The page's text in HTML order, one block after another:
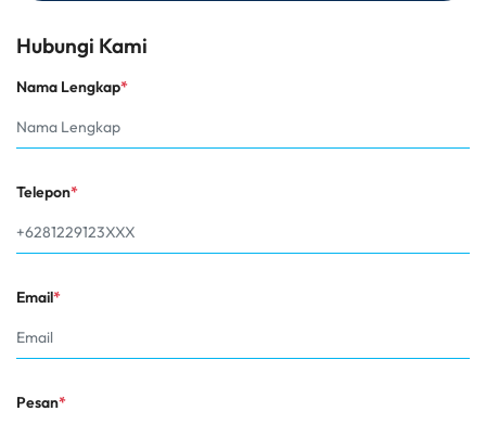
Hubungi Kami
Nama Lengkap*
Telepon*
Email*
Pesan*